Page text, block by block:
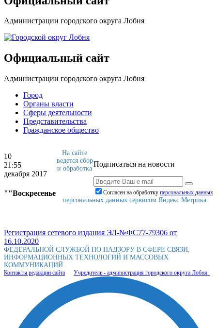
Администрации городского округа Лобня
Официальный сайт
Администрации городского округа Лобня
Город
Органы власти
Сферы деятельности
Представительства
Гражданское общество
10
21:55
декабря 2017
""Воскресенье
Подписаться на новости
Согласен на обработку персональныx данных
На сайте
ведется сбор
и обработка
персональных данных сервисом Яндекс.Метрика
Регистрация сетевого издания ЭЛ-№ФС77-79306 от
16.10.2020
ФЕДЕРАЛЬНОЙ СЛУЖБОЙ ПО НАДЗОРУ В СФЕРЕ СВЯЗИ,
ИНФОРМАЦИОННЫХ ТЕХНОЛОГИЙ И МАССОВЫХ
КОММУНИКАЦИЙ
Контакты редакции сайта Учредитель - администрация городского округа Лобня